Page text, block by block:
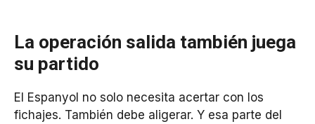
La operación salida también juega
su partido
El Espanyol no solo necesita acertar con los
fichajes. También debe aligerar. Y esa parte del